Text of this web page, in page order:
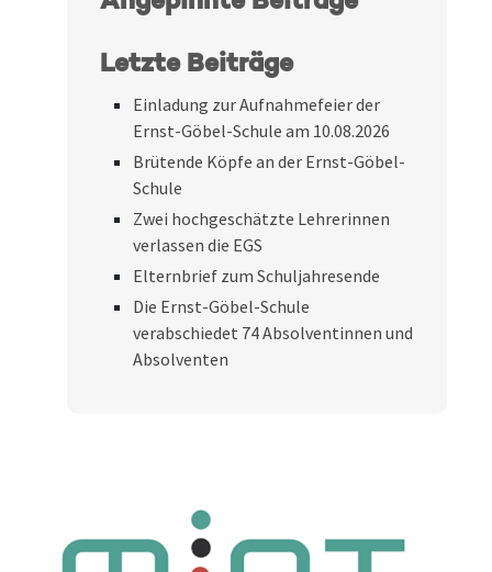
Letzte Beiträge
Einladung zur Aufnahmefeier der
Ernst-Göbel-Schule am 10.08.2026
Brütende Köpfe an der Ernst-Göbel-
Schule
Zwei hochgeschätzte Lehrerinnen
verlassen die EGS
Elternbrief zum Schuljahresende
Die Ernst-Göbel-Schule
verabschiedet 74 Absolventinnen und
Absolventen